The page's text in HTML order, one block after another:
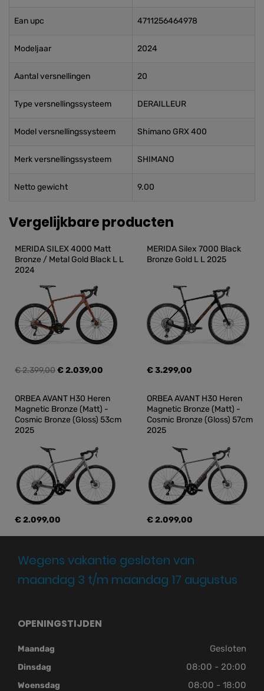
Ean upc 4711256464978
Modeljaar 2024
Aantal versnellingen 20
Type versnellingssysteem DERAILLEUR
Model versnellingssysteem Shimano GRX 400
Merk versnellingssysteem SHIMANO
Netto gewicht 9.00
Vergelijkbare producten
MERIDA SILEX 4000 Matt
Bronze / Metal Gold Black L L
2024
€ 2.399,00€ 2.039,00
MERIDA Silex 7000 Black
Bronze Gold L L 2025
€ 3.299,00
ORBEA AVANT H30 Heren
Magnetic Bronze (Matt) -
Cosmic Bronze (Gloss) 53cm
2025
€ 2.099,00
ORBEA AVANT H30 Heren
Magnetic Bronze (Matt) -
Cosmic Bronze (Gloss) 57cm
2025
€ 2.099,00
Wegens vakantie gesloten van
maandag 3 t/m maandag 17 augustus
OPENINGSTIJDEN
Maandag Gesloten
Dinsdag 08:00 - 20:00
Woensdag 08:00 - 18:00